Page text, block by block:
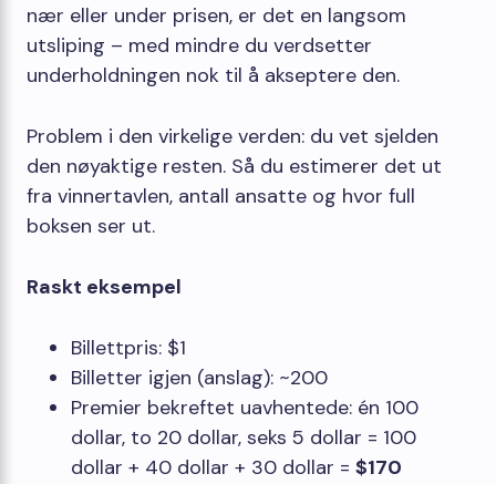
nær eller under prisen, er det en langsom
utsliping – med mindre du verdsetter
underholdningen nok til å akseptere den.
Problem i den virkelige verden: du vet sjelden
den nøyaktige resten. Så du estimerer det ut
fra vinnertavlen, antall ansatte og hvor full
boksen ser ut.
Raskt eksempel
Billettpris: $1
Billetter igjen (anslag): ~200
Premier bekreftet uavhentede: én 100
dollar, to 20 dollar, seks 5 dollar = 100
dollar + 40 dollar + 30 dollar = $170